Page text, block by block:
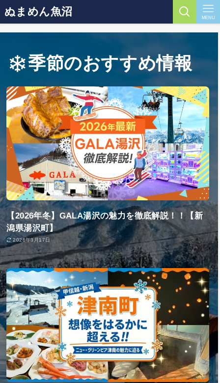
ぬまめん魚沼 MENU
季節のおすすめ情報
【2026年冬】GALA湯沢の魅力を徹底解説！！【新
潟県湯沢町】
2026年3月17日